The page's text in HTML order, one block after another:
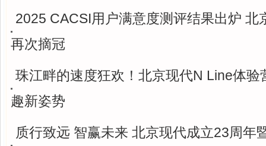
2025 CACSI用户满意度测评结果出炉 北
再次摘冠
珠江畔的速度狂欢！北京现代N Line体验
趣新姿势​
质行致远 智赢未来 北京现代成立23周年